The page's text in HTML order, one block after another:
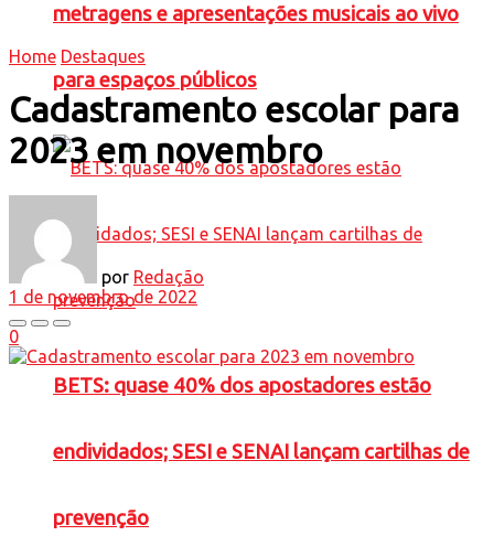
metragens e apresentações musicais ao vivo
para espaços públicos
BETS: quase 40% dos apostadores estão
endividados; SESI e SENAI lançam cartilhas de
prevenção
Home Destaques
Cadastramento escolar para
2023 em novembro
por Redação
1 de novembro de 2022
0